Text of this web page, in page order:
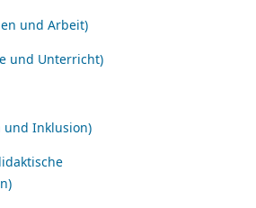
und Arbeit)
und Unterricht)
und Inklusion)